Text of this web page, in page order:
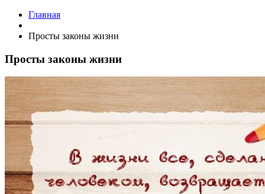
Главная
Просты законы жизни
Просты законы жизни